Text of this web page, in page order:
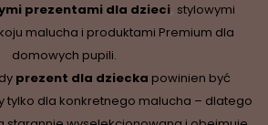
prezentami dla dzieci, stylowymi
malucha i produktami Premium dla
domowych pupili.
prezent dla dziecka powinien być
tylko dla konkretnego malucha – dlatego